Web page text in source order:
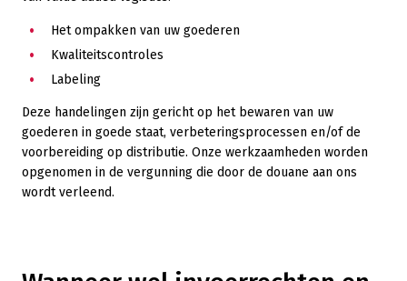
Het ompakken van uw goederen
Kwaliteitscontroles
Labeling
Deze handelingen zijn gericht op het bewaren van uw
goederen in goede staat, verbeteringsprocessen en/of de
voorbereiding op distributie. Onze werkzaamheden worden
opgenomen in de vergunning die door de douane aan ons
wordt verleend.